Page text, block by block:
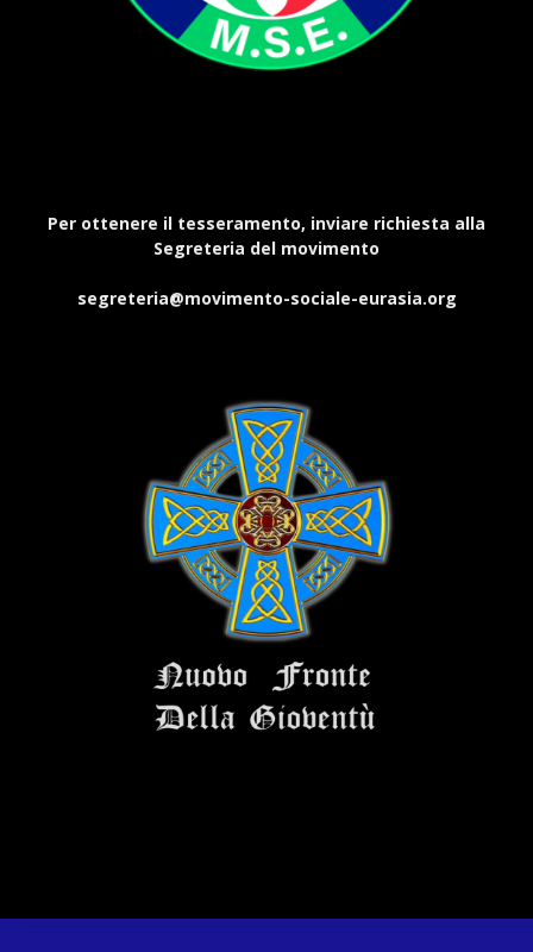
Per ottenere il tesseramento, inviare richiesta alla
Segreteria del movimento
segreteria@movimento-sociale-eurasia.org